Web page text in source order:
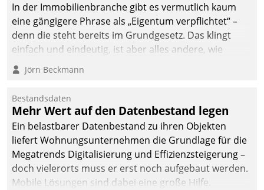
In der Immobilienbranche gibt es vermutlich kaum
eine gängigere Phrase als „Eigentum verpflichtet“ –
denn die steht bereits im Grundgesetz. Das klingt
einfach und eindeutig, ist aber alles andere, wie
Branchenbeschäftigte wissen. Denn mit der
Verantwortung folgen Verpflichtungen.
Jörn Beckmann
Bestandsdaten
Mehr Wert auf den Datenbestand legen
Ein belastbarer Datenbestand zu ihren Objekten
liefert Wohnungsunternehmen die Grundlage für die
Megatrends Digitalisierung und Effizienzsteigerung –
doch vielerorts muss er erst noch aufgebaut werden.
Mobile Lösungen sind dabei eine große Hilfe.